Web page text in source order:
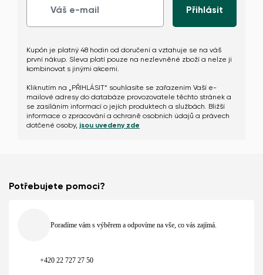
Změnit
Kupón je platný 48 hodin od doručení a vztahuje se na váš
první nákup. Sleva platí pouze na nezlevněné zboží a nelze ji
kombinovat s jinými akcemi.
Kliknutím na „PŘIHLÁSIT“ souhlasíte se zařazením Vaší e-
mailové adresy do databáze provozovatele těchto stránek a
se zasíláním informací o jejích produktech a službách. Bližší
informace o zpracování a ochraně osobních údajů a právech
dotčené osoby, jsou uvedeny zde
Potřebujete pomoci?
Poradíme vám s výběrem a odpovíme na vše, co vás zajímá.
+420 22 727 27 50